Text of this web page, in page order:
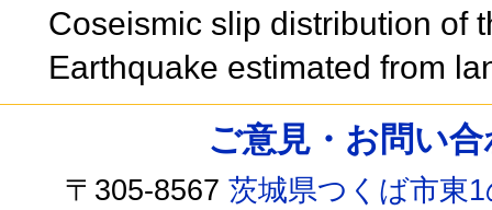
Coseismic slip distribution of
Earthquake estimated from
ご意見・お問い
〒305-8567茨城県つくば市東